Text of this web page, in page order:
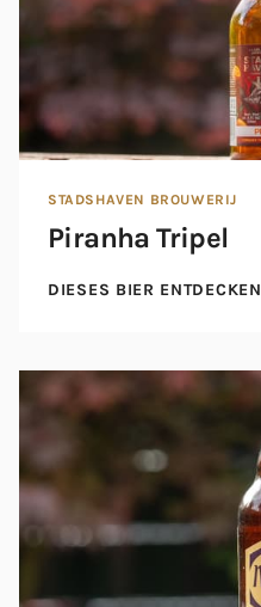
STADSHAVEN BROUWERIJ
Piranha Tripel
DIESES BIER ENTDECKEN